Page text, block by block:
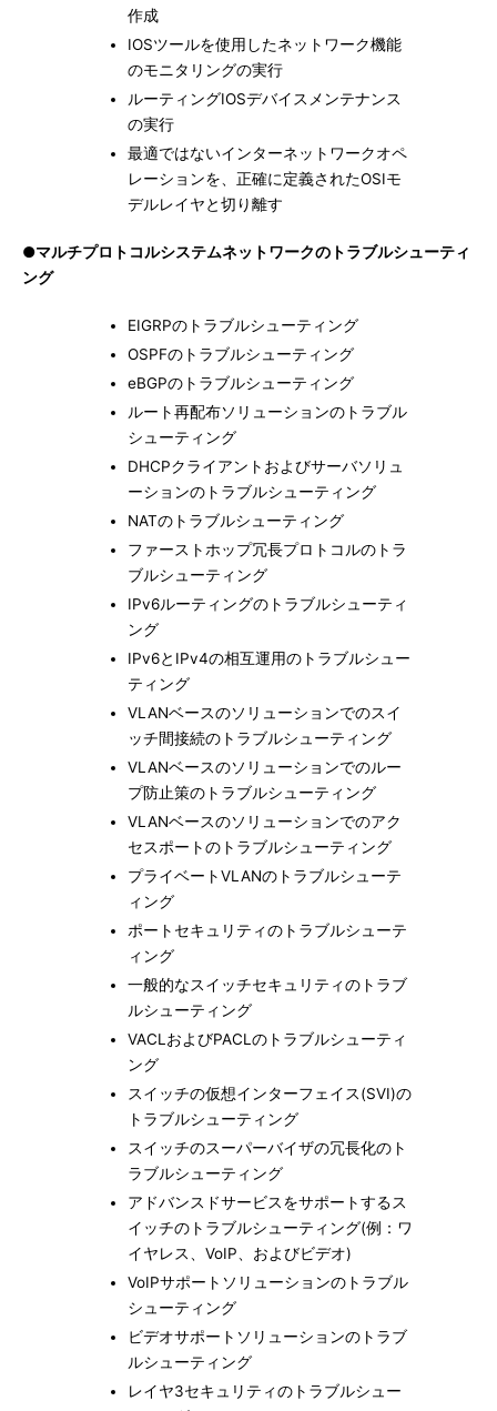
作成
IOSツールを使用したネットワーク機能
のモニタリングの実行
ルーティングIOSデバイスメンテナンス
の実行
最適ではないインターネットワークオペ
レーションを、正確に定義されたOSIモ
デルレイヤと切り離す
●マルチプロトコルシステムネットワークのトラブルシューティ
ング
EIGRPのトラブルシューティング
OSPFのトラブルシューティング
eBGPのトラブルシューティング
ルート再配布ソリューションのトラブル
シューティング
DHCPクライアントおよびサーバソリュ
ーションのトラブルシューティング
NATのトラブルシューティング
ファーストホップ冗長プロトコルのトラ
ブルシューティング
IPv6ルーティングのトラブルシューティ
ング
IPv6とIPv4の相互運用のトラブルシュー
ティング
VLANベースのソリューションでのスイ
ッチ間接続のトラブルシューティング
VLANベースのソリューションでのルー
プ防止策のトラブルシューティング
VLANベースのソリューションでのアク
セスポートのトラブルシューティング
プライベートVLANのトラブルシューテ
ィング
ポートセキュリティのトラブルシューテ
ィング
一般的なスイッチセキュリティのトラブ
ルシューティング
VACLおよびPACLのトラブルシューティ
ング
スイッチの仮想インターフェイス(SVI)の
トラブルシューティング
スイッチのスーパーバイザの冗長化のト
ラブルシューティング
アドバンスドサービスをサポートするス
イッチのトラブルシューティング(例：ワ
イヤレス、VoIP、およびビデオ)
VoIPサポートソリューションのトラブル
シューティング
ビデオサポートソリューションのトラブ
ルシューティング
レイヤ3セキュリティのトラブルシュー